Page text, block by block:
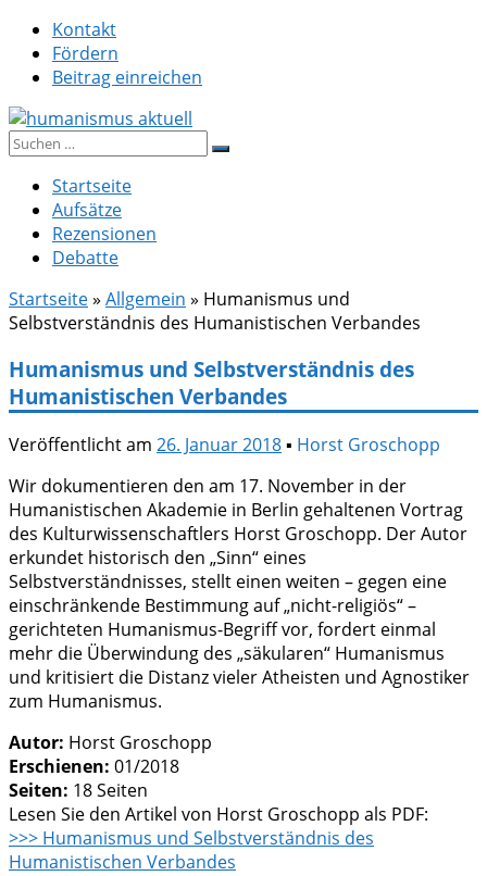
Zum
Inhalt
springen
Kontakt
Fördern
Beitrag einreichen
humanismus aktuell
Suche
Startseite
Aufsätze
Rezensionen
Debatte
Startseite» Allgemein » Humanismus und
Selbstverständnis des Humanistischen Verbandes
Humanismus und Selbstverständnis des
Humanistischen Verbandes
Veröffentlicht am 26. Januar 2018▪ Horst Groschopp
Wir dokumentieren den am 17. November in der
Humanistischen Akademie in Berlin gehaltenen Vortrag
des Kulturwissenschaftlers Horst Groschopp. Der Autor
erkundet historisch den „Sinn“ eines
Selbstverständnisses, stellt einen weiten – gegen eine
einschränkende Bestimmung auf „nicht-religiös“ –
gerichteten Humanismus-Begriff vor, fordert einmal
mehr die Überwindung des „säkularen“ Humanismus
und kritisiert die Distanz vieler Atheisten und Agnostiker
zum Humanismus.
Autor: Horst Groschopp
Erschienen: 01/2018
Seiten: 18 Seiten
Lesen Sie den Artikel von Horst Groschopp als PDF:
>>> Humanismus und Selbstverständnis des
Humanistischen Verbandes